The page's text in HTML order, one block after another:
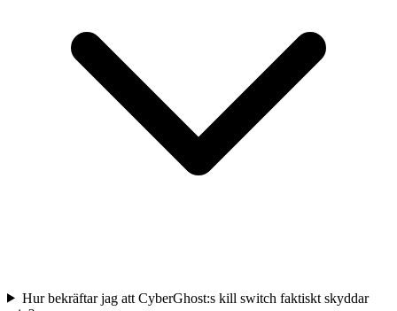
Hur bekräftar jag att CyberGhost:s kill switch faktiskt skyddar